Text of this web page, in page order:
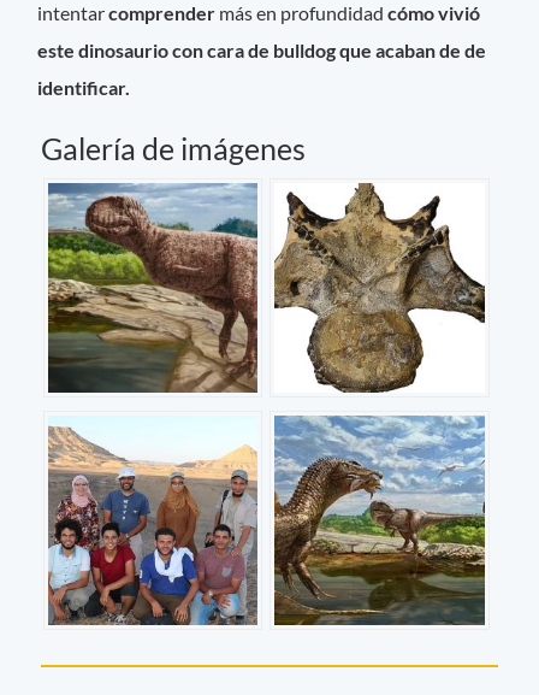
intentarcomprender más en profundidadcómo vivió
este dinosaurio con cara de bulldog que acaban de de
identificar.
Galería de imágenes